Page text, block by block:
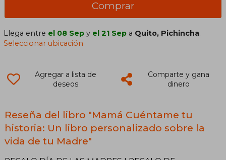
Comprar
Llega entre el 08 Sep y el 21 Sep a Quito, Pichincha.
Seleccionar ubicación
Agregar a lista de
deseos
Comparte y gana
dinero
Reseña del libro "Mamá Cuéntame tu
historia: Un libro personalizado sobre la
vida de tu Madre"